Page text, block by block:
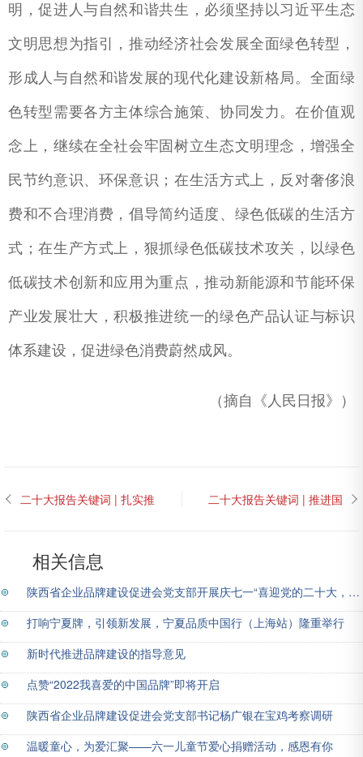
明，促进人与自然和谐共生，必须坚持以习近平生态
文明思想为指引，推动经济社会发展全面绿色转型，
形成人与自然和谐发展的现代化建设新格局。全面绿
色转型需要各方主体综合施策、协同发力。在价值观
念上，继续在全社会牢固树立生态文明理念，增强全
民节约意识、环保意识；在生活方式上，反对奢侈浪
费和不合理消费，倡导简约适度、绿色低碳的生活方
式；在生产方式上，狠抓绿色低碳技术攻关，以绿色
低碳技术创新和应用为重点，推动新能源和节能环保
产业发展壮大，积极推进统一的绿色产品认证与标识
体系建设，促进绿色消费蔚然成风。
（摘自《人民日报》）
二十大报告关键词 | 扎实推
二十大报告关键词 | 推进国
相关信息
陕西省企业品牌建设促进会党支部开展庆七一“喜迎党的二十大，品牌强国有我” 主题党日活动
打响宁夏牌，引领新发展，宁夏品质中国行（上海站）隆重举行
新时代推进品牌建设的指导意见
点赞“2022我喜爱的中国品牌”即将开启
陕西省企业品牌建设促进会党支部书记杨广银在宝鸡考察调研
温暖童心，为爱汇聚——六一儿童节爱心捐赠活动，感恩有你